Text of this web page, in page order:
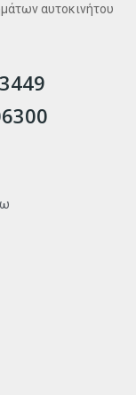
αυτοκινήτου